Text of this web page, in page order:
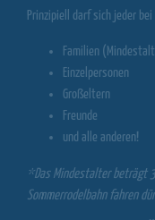
Prinzipiell darf sich jeder
Familien
Einzelpersonen
Großeltern
Freunde
und alle anderen!
*Das Mindestalter beträgt
Sommerrodelbahn fahren